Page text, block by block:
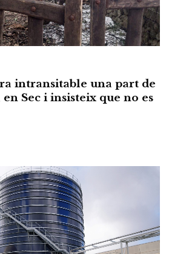
intransitable una part de
Sec i insisteix que no es